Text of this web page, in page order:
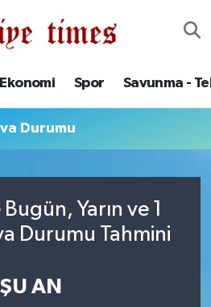
Ekonomi Spor Savunma -
Durumu
Yarın ve 1
Durumu Tahmini
ŞU AN